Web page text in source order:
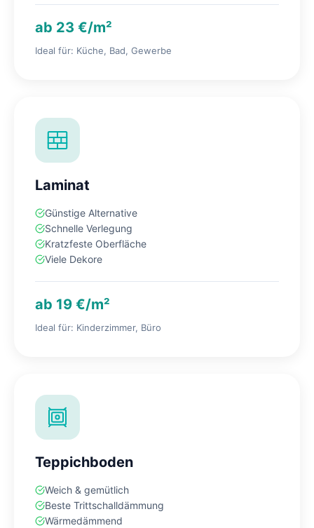
ab 23 €/m²
Ideal für: Küche, Bad, Gewerbe
Laminat
Günstige Alternative
Schnelle Verlegung
Kratzfeste Oberfläche
Viele Dekore
ab 19 €/m²
Ideal für: Kinderzimmer, Büro
Teppichboden
Weich & gemütlich
Beste Trittschalldämmung
Wärmedämmend